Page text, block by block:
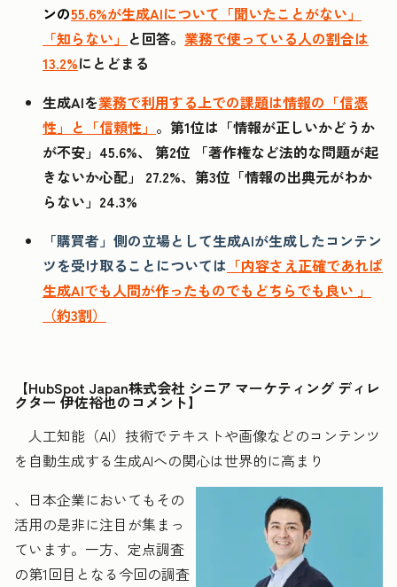
ンの55.6%が生成AIについて「聞いたことがない」
「知らない」 と回答。 業務で使っている人の割合は
13.2%にとどまる
生成AIを業務で利用する上での課題は情報の「信憑
性」と「信頼性」 。第1位は「情報が正しいかどうか
が不安」45.6%、 第2位 「著作権など法的な問題が起
きないか心配」 27.2%、第3位「情報の出典元がわか
らない」24.3%
「購買者」側の立場として生成AIが生成したコンテン
ツを受け取ることについては 「内容さえ正確であれば
生成AIでも人間が作ったものでもどちらでも良い 」
（約3割）
【HubSpot Japan株式会社 シニア マーケティング ディレ
クター 伊佐裕也のコメント】
人工知能（AI）技術でテキストや画像などのコンテンツ
を自動生成する生成AIへの関心は世界的に高まり
、日本企業においてもその
活用の是非に注目が集まっ
ています。一方、定点調査
の第1回目となる今回の調査